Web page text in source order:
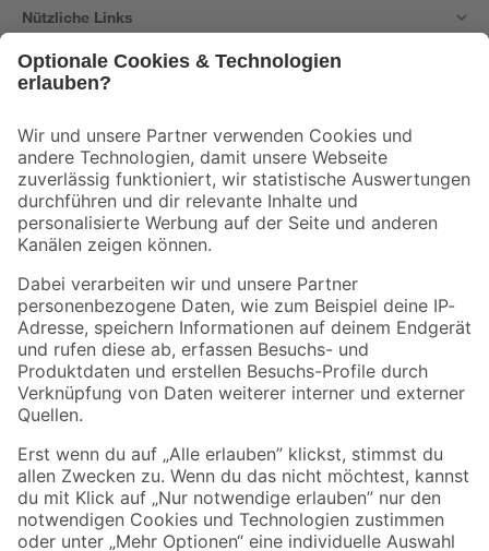
Nützliche Links
Der toom Newsletter: Keine Angebote und Aktionen mehr verpassen!
Zur Newsletter Anmeldung
Folge uns
Zahlungsarten Versandarten
Sicher einkaufen
Jetzt die toom-App herunterladen